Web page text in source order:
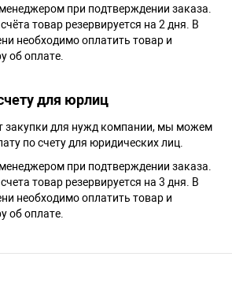
при подтверждении заказа.
товар резервируется на 2 дня. В
необходимо оплатить товар и
об оплате.
для юрлиц
закупки для нужд компании, мы можем
по счету для юридических лиц.
при подтверждении заказа.
товар резервируется на 3 дня. В
необходимо оплатить товар и
об оплате.